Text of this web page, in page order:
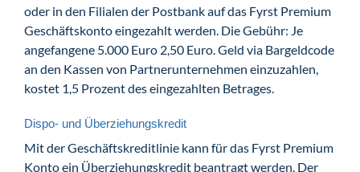
oder in den Filialen der Postbank auf das Fyrst Premium
Geschäftskonto eingezahlt werden. Die Gebühr: Je
angefangene 5.000 Euro 2,50 Euro. Geld via Bargeldcode
an den Kassen von Partnerunternehmen einzuzahlen,
kostet 1,5 Prozent des eingezahlten Betrages.
Dispo- und Überziehungskredit
Mit der Geschäftskreditlinie kann für das Fyrst Premium
Konto ein Überziehungskredit beantragt werden. Der